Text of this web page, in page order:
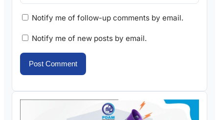
Notify me of follow-up comments by email.
Notify me of new posts by email.